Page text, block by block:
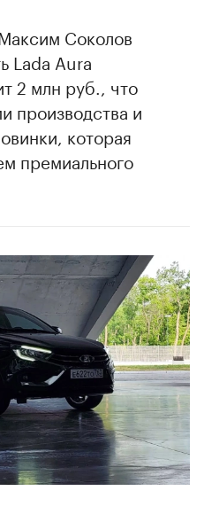
Соколов
Lada Aura
2 млн руб., что
производства и
которая
премиального